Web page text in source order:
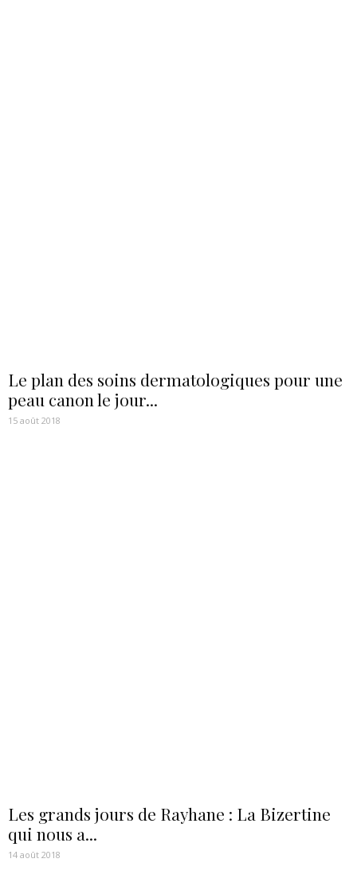
Le plan des soins dermatologiques pour une
peau canon le jour...
15 août 2018
Les grands jours de Rayhane : La Bizertine
qui nous a...
14 août 2018